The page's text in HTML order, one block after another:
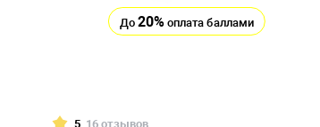
До 20% оплата баллами
5 16 отзывов